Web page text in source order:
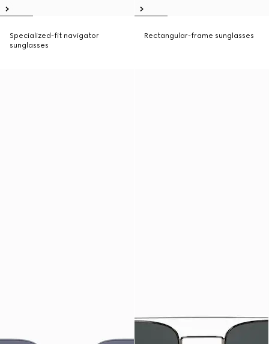
Specialized-fit navigator
sunglasses
Rectangular-frame sunglasses